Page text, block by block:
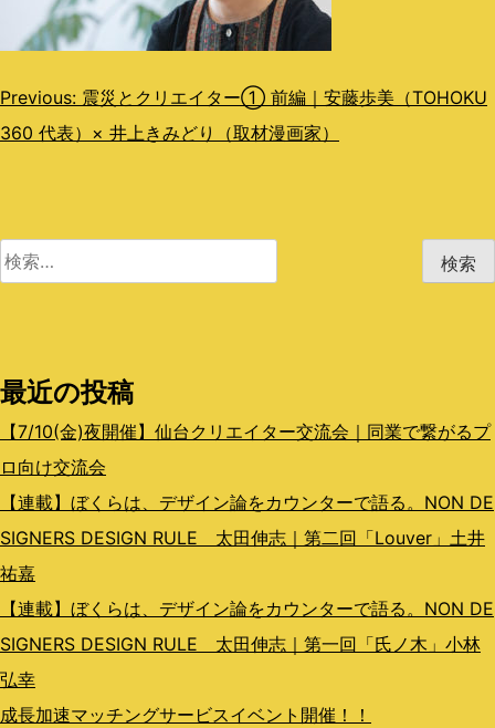
投
稿
ゲ
ョ
ン
Previous: 震災とクリエイター① 前編｜安藤歩美（TOHOKU
360 代表）× 井上きみどり（取材漫画家）
検
最近の投稿
【7/10(金)夜開催】仙台クリエイター交流会｜同業で繋がるプ
ロ向け交流会
【連載】ぼくらは、デザイン論をカウンターで語る。NON DE
SIGNERS DESIGN RULE 太田伸志｜第二回「Louver」土井
祐嘉
【連載】ぼくらは、デザイン論をカウンターで語る。NON DE
SIGNERS DESIGN RULE 太田伸志｜第一回「氏ノ木」小林
弘幸
成長加速マッチングサービスイベント開催！！